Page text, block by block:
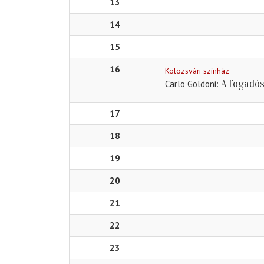
14
15
16
Kolozsvári színház
Carlo Goldoni A
17
18
19
20
21
22
23